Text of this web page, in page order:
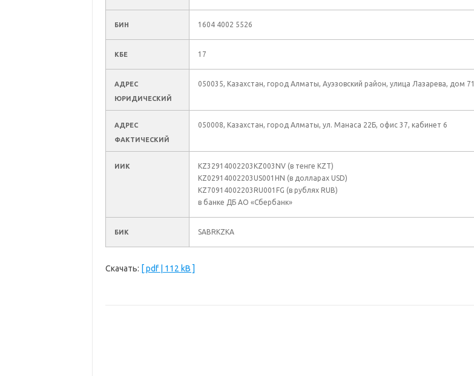
БИН 1604 4002 5526
КБЕ 17
АДРЕС
ЮРИДИЧЕСКИЙ
050035, Казахстан, город Алматы, Ауэзовский район, улица Лазарева, дом 71
АДРЕС
ФАКТИЧЕСКИЙ
050008, Казахстан, город Алматы, ул. Манаса 22Б, офис 37, кабинет 6
ИИК
KZ32914002203KZ003NV (в тенге KZT)
KZ02914002203US001HN (в долларах USD)
KZ70914002203RU001FG (в рублях RUB)
в банке ДБ АО «Сбербанк»
БИК SABRKZKA
Cкачать: [ pdf | 112 kB ]